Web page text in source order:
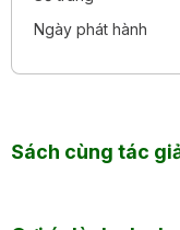
Ngày phát hành
Sách cùng tác